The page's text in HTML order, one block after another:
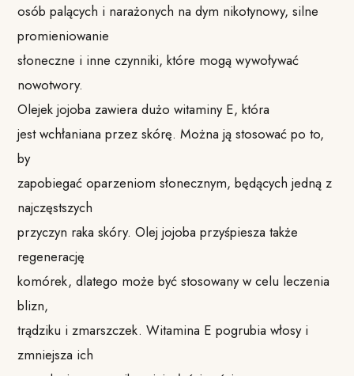
osób palących i narażonych na dym nikotynowy, silne
promieniowanie
słoneczne i inne czynniki, które mogą wywoływać
nowotwory.
Olejek jojoba zawiera dużo witaminy E, która
jest wchłaniana przez skórę. Można ją stosować po to,
by
zapobiegać oparzeniom słonecznym, będących jedną z
najczęstszych
przyczyn raka skóry. Olej jojoba przyśpiesza także
regenerację
komórek, dlatego może być stosowany w celu leczenia
blizn,
trądziku i zmarszczek. Witamina E pogrubia włosy i
zmniejsza ich